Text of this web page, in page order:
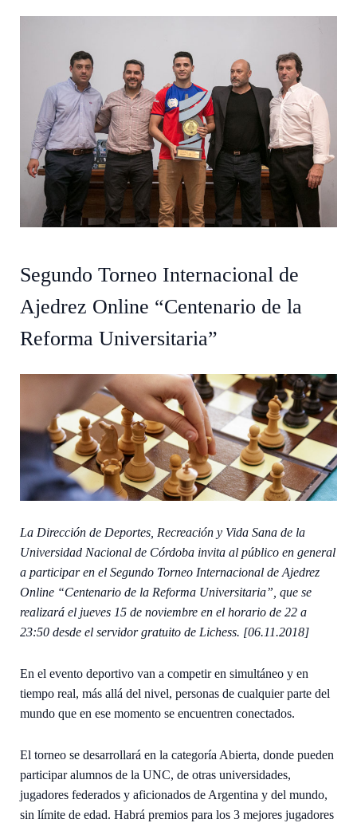
Segundo Torneo Internacional de
Ajedrez Online “Centenario de la
Reforma Universitaria”
La Dirección de Deportes, Recreación y Vida Sana de la
Universidad Nacional de Córdoba invita al público en general
a participar en el Segundo Torneo Internacional de Ajedrez
Online “Centenario de la Reforma Universitaria”, que se
realizará el jueves 15 de noviembre en el horario de 22 a
23:50 desde el servidor gratuito de Lichess. [06.11.2018]
En el evento deportivo van a competir en simultáneo y en
tiempo real, más allá del nivel, personas de cualquier parte del
mundo que en ese momento se encuentren conectados.
El torneo se desarrollará en la categoría Abierta, donde pueden
participar alumnos de la UNC, de otras universidades,
jugadores federados y aficionados de Argentina y del mundo,
sin límite de edad. Habrá premios para los 3 mejores jugadores